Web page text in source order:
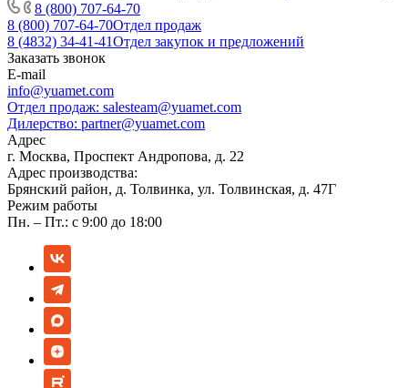
8 (800) 707-64-70
8 (800) 707-64-70Отдел продаж
8 (4832) 34-41-41Отдел закупок и предложений
Заказать звонок
E-mail
info@yuamet.com
Отдел продаж: salesteam@yuamet.com
Дилерство: partner@yuamet.com
Адрес
г. Москва, Проспект Андропова, д. 22
Адрес производства:
Брянский район, д. Толвинка, ул. Толвинская, д. 47Г
Режим работы
Пн. – Пт.: с 9:00 до 18:00